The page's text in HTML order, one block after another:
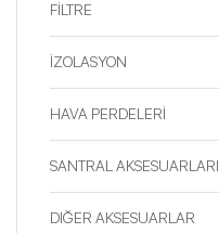
FİLTRE
İZOLASYON
HAVA PERDELERİ
SANTRAL AKSESUARLARI
DIĞER AKSESUARLAR